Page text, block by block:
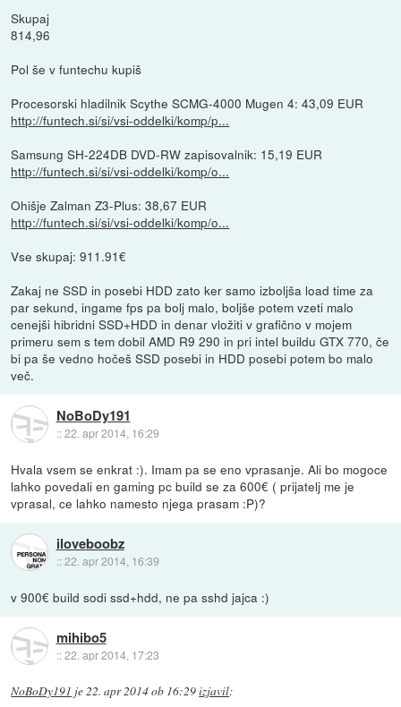
Skupaj
814,96
Pol še v funtechu kupiš
Procesorski hladilnik Scythe SCMG-4000 Mugen 4: 43,09 EUR
http://funtech.si/si/vsi-oddelki/komp/p...
Samsung SH-224DB DVD-RW zapisovalnik: 15,19 EUR
http://funtech.si/si/vsi-oddelki/komp/o...
Ohišje Zalman Z3-Plus: 38,67 EUR
http://funtech.si/si/vsi-oddelki/komp/o...
Vse skupaj: 911.91€
Zakaj ne SSD in posebi HDD zato ker samo izboljša load time za
par sekund, ingame fps pa bolj malo, boljše potem vzeti malo
cenejši hibridni SSD+HDD in denar vložiti v grafično v mojem
primeru sem s tem dobil AMD R9 290 in pri intel buildu GTX 770, če
bi pa še vedno hočeš SSD posebi in HDD posebi potem bo malo
več.
NoBoDy191
::22. apr 2014, 16:29
Hvala vsem se enkrat :). Imam pa se eno vprasanje. Ali bo mogoce
lahko povedali en gaming pc build se za 600€ ( prijatelj me je
vprasal, ce lahko namesto njega prasam :P)?
iloveboobz
::22. apr 2014, 16:39
v 900€ build sodi ssd+hdd, ne pa sshd jajca :)
mihibo5
::22. apr 2014, 17:23
NoBoDy191 je22. apr 2014 ob 16:29izjavil: